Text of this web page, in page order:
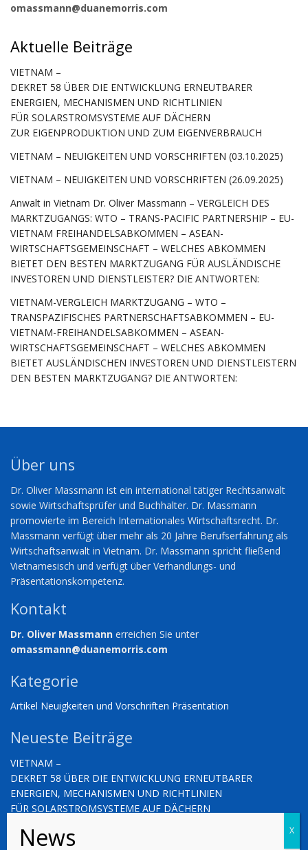
omassmann@duanemorris.com
Aktuelle Beiträge
VIETNAM –
DEKRET 58 ÜBER DIE ENTWICKLUNG ERNEUTBARER
ENERGIEN, MECHANISMEN UND RICHTLINIEN
FÜR SOLARSTROMSYSTEME AUF DÄCHERN
ZUR EIGENPRODUKTION UND ZUM EIGENVERBRAUCH
VIETNAM – NEUIGKEITEN UND VORSCHRIFTEN (03.10.2025)
VIETNAM – NEUIGKEITEN UND VORSCHRIFTEN (26.09.2025)
Anwalt in Vietnam Dr. Oliver Massmann – VERGLEICH DES
MARKTZUGANGS: WTO – TRANS-PACIFIC PARTNERSHIP – EU-
VIETNAM FREIHANDELSABKOMMEN – ASEAN-
WIRTSCHAFTSGEMEINSCHAFT – WELCHES ABKOMMEN
BIETET DEN BESTEN MARKTZUGANG FÜR AUSLÄNDISCHE
INVESTOREN UND DIENSTLEISTER? DIE ANTWORTEN:
VIETNAM-VERGLEICH MARKTZUGANG – WTO –
TRANSPAZIFISCHES PARTNERSCHAFTSABKOMMEN – EU-
VIETNAM-FREIHANDELSABKOMMEN – ASEAN-
WIRTSCHAFTSGEMEINSCHAFT – WELCHES ABKOMMEN
BIETET AUSLÄNDISCHEN INVESTOREN UND DIENSTLEISTERN
DEN BESTEN MARKTZUGANG? DIE ANTWORTEN:
Über uns
Dr. Oliver Massmann ist ein international tätiger Rechtsanwalt
sowie Wirtschaftsprüfer und Buchhalter. Dr. Massmann
promovierte im Bereich Internationales Wirtschaftsrecht. Dr.
Massmann verfügt über mehr als 20 Jahre Berufserfahrung als
Wirtschaftsanwalt in Vietnam. Dr. Massmann spricht fließend
Vietnamesisch und verfügt über Verhandlungs- und
Präsentationskompetenz.
Kontakt
Dr. Oliver Massmann erreichen Sie unter
omassmann@duanemorris.com
Kategorie
Artikel Neuigkeiten und Vorschriften Präsentation
Neueste Beiträge
VIETNAM –
DEKRET 58 ÜBER DIE ENTWICKLUNG ERNEUTBARER
ENERGIEN, MECHANISMEN UND RICHTLINIEN
FÜR SOLARSTROMSYSTEME AUF DÄCHERN
VIETNAM – NEUIGKEITEN UND VORSCHRIFTEN (03.10.2025)